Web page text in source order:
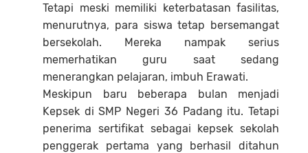
Tetapi meski memiliki keterbatasan fasilitas,
menurutnya, para siswa tetap bersemangat
bersekolah. Mereka nampak serius
memerhatikan guru saat sedang
menerangkan pelajaran, imbuh Erawati.
Meskipun baru beberapa bulan menjadi
Kepsek di SMP Negeri 36 Padang itu. Tetapi
penerima sertifikat sebagai kepsek sekolah
penggerak pertama yang berhasil ditahun